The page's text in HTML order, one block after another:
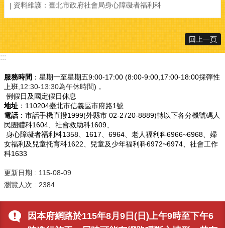
因本府網路於115年8月9日(日)上午9時至下午6
資料維護：臺北市政府社會局身心障礙者福利科
回上一頁
:::
服務時間 ：星期一至星期五9:00-17:00 (8:00-9:00,17:00-18:00採彈性
上班 ,12:30-13:30為午休時間)，
例假日及國定假日休息
地址 ：110204臺北市信義區市府路1號
電話：市話手機直撥1999(外縣市 02-2720-8889)轉以下各分機號碼人
民團體科1604、社會救助科1609、
身心障礙者福利科1358、1617、6964、老人福利科6966~6968、婦
女福利及兒童托育科1622、兒童及少年福利科6972~6974、社會工作
科1633
更新日期
115-08-09
瀏覽人次
2384